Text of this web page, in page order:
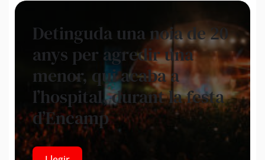
Detinguda una noia de 20
anys per agredir una
menor, qui acaba a
l’hospital, durant la festa
d’Encamp